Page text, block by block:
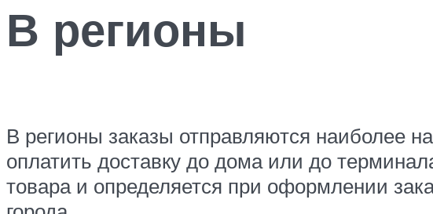
В регионы
В регионы заказы отправляются наиболее
оплатить доставку до дома или до
товара и определяется при оформлении